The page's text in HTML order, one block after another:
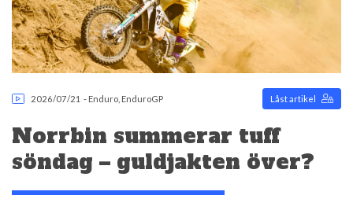
2026/07/21 - Enduro EnduroGP Låst artikel
Norrbin summerar tuff
söndag – guldjakten över?